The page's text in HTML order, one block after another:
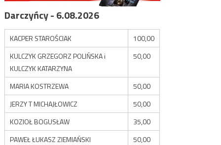
Darczyńcy - 6.08.2026
KACPER STAROŚCIAK
100,00
KULCZYK GRZEGORZ POLIŃSKA i
KULCZYK KATARZYNA
50,00
MARIA KOSTRZEWA
50,00
JERZY T MICHAJŁOWICZ
50,00
KOZIOŁ BOGUSŁAW
35,00
PAWEŁ ŁUKASZ ZIEMIAŃSKI
50,00